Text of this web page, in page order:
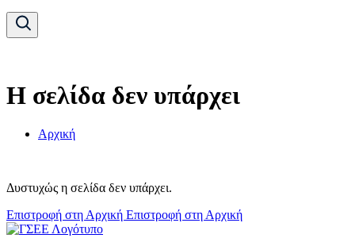
Η σελίδα δεν υπάρχει
Αρχική
Δυστυχώς η σελίδα δεν υπάρχει.
Επιστροφή στη Αρχική Επιστροφή στη Αρχική